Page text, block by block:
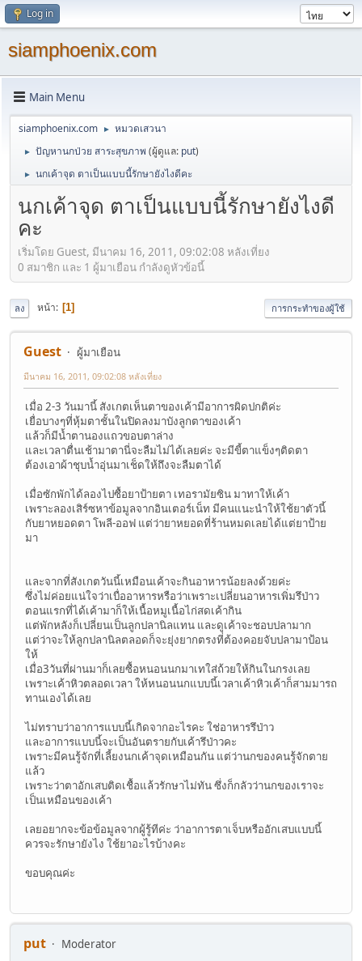
Log in
siamphoenix.com
Main Menu
siamphoenix.com ► หมวดเสวนา
► ปัญหานกป่วย สาระสุขภาพ (ผู้ดูแล: put)
► นกเค้าจุด ตาเป็นแบบนี้รักษายังไงดีคะ
นกเค้าจุด ตาเป็นแบบนี้รักษายังไงดี
คะ
เริ่มโดย Guest, มีนาคม 16, 2011, 09:02:08 หลังเที่ยง
0 สมาชิก และ 1 ผู้มาเยือน กำลังดูหัวข้อนี้
ลง หน้า 1 การกระทำของผู้ใช้
Guest ผู้มาเยือน
มีนาคม 16, 2011, 09:02:08 หลังเที่ยง
เมื่อ 2-3 วันมานี้ สังเกตเห็นตาของเค้ามีอาการผิดปกติค่ะ
เยื่อบางๆที่หุ้มตาชั้นในปิดลงมาบังลูกตาของเค้า
แล้วก็มีน้ำตานองแถวขอบตาล่าง
และเวลาตื่นเช้ามาตานี่จะลืมไม่ได้เลยค่ะ จะมีขี้ตาแข็งๆติดตา
ต้องเอาผ้าชุบน้ำอุ่นมาเช็ดให้ถึงจะลืมตาได้
เมื่อซักพักได้ลองไปซื้อยาป้ายตา เทอรามัยซิน มาทาให้เค้า
เพราะลองเสิร์ซหาข้อมูลจากอินเตอร์เน็ท มีคนแนะนำให้ใช้ยาตัวนี้
กับยาหยอดตา โพลี-ออฟ แต่ว่ายาหยอดที่ร้านหมดเลยได้แต่ยาป้าย
มา
และจากที่สังเกตวันนี้เหมือนเค้าจะกินอาหารน้อยลงด้วยค่ะ
ซึ่งไม่ค่อยแน่ใจว่าเบื่ออาหารหรือว่าเพราะเปลี่ยนอาหารเพิ่มรึป่าว
ตอนแรกที่ได้เค้ามาก็ให้เนื้อหมูเนื้อไก่สดเค้ากิน
แต่พักหลังก็เปลี่ยนเป็นลูกปลานิลแทน และดูเค้าจะชอบปลามาก
แต่ว่าจะให้ลูกปลานิลตลอดก็จะยุ่งยากตรงที่ต้องคอยจับปลามาป้อน
ให้
เมื่อ3วันที่ผ่านมาก็เลยซื้อหนอนนกมาเทใส่ถ้วยให้กินในกรงเลย
เพราะเค้าหิวตลอดเวลา ให้หนอนนกแบบนี้เวลาเค้าหิวเค้าก็สามมารถ
ทานเองได้เลย
ไม่ทราบว่าอาการแบบนี้เกิดจากอะไรคะ ใช่อาหารรึป่าว
และอาการแบบนี้จะเป็นอันตรายกับเค้ารึป่าวคะ
เพราะมีคนรู้จักที่เลี้ยงนกเค้าจุดเหมือนกัน แต่ว่านกของคนรู้จักตาย
แล้ว
เพราะว่าตาอักเสบติดเชื้อแล้วรักษาไม่ทัน ซึ่งก็กลัวว่านกของเราจะ
เป็นเหมือนของเค้า
เลยอยากจะข้อข้อมูลจากผู้รู้ทีค่ะ ว่าอาการตาเจ็บหรืออักเสบแบบนี้
ควรจะรักษายังไง ใช้ยาอะไรบ้างคะ
ขอบคุณค่ะ
put
Moderator